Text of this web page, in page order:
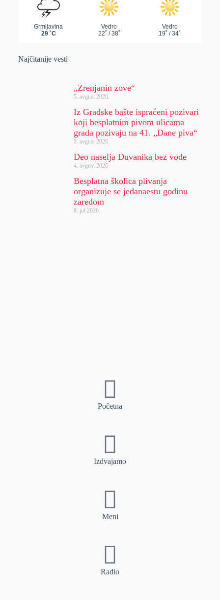
Najčitanije vesti
„Zrenjanin zove“
5. avgust 2026.
Iz Gradske bašte ispraćeni pozivari
koji besplatnim pivom ulicama
grada pozivaju na 41. „Dane piva“
5. avgust 2026.
Deo naselja Duvanika bez vode
4. avgust 2026.
Besplatna školica plivanja
organizuje se jedanaestu godinu
zaredom
8. jul 2026.
Početna
Izdvajamo
Meni
Radio